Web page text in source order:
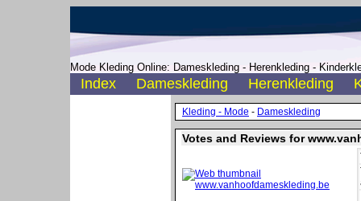
Mode Kleding Online: Dameskleding - Herenkleding -
Index Dameskleding Herenkleding
Kleding - Mode - Dameskleding
Votes and Reviews for